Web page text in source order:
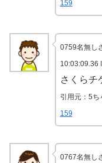
159
0759名無し
10:03:09.36
さくらチ
引用元：5ち
159
0767名無し